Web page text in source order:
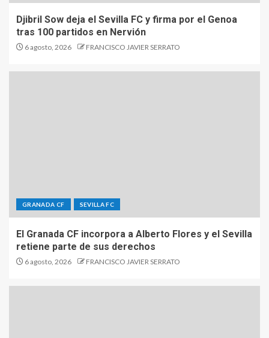
Djibril Sow deja el Sevilla FC y firma por el Genoa
tras 100 partidos en Nervión
6 agosto, 2026 FRANCISCO JAVIER SERRATO
GRANADA CF SEVILLA FC
El Granada CF incorpora a Alberto Flores y el Sevilla
retiene parte de sus derechos
6 agosto, 2026 FRANCISCO JAVIER SERRATO